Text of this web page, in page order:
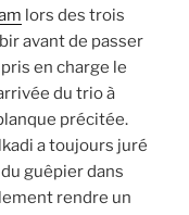
lors des trois
avant de passer
en charge le
du trio à
précitée.
a toujours juré
guêpier dans
rendre un